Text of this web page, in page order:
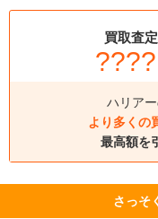
買取査
????
ハリア
より多くの
最高額を
さっそ